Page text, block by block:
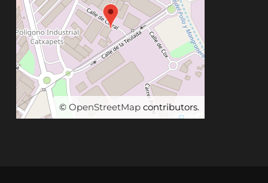
© OpenStreetMapcontributors.